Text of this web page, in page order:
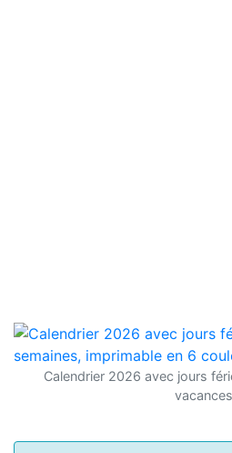
Calendrier 2026 avec jours
vacances